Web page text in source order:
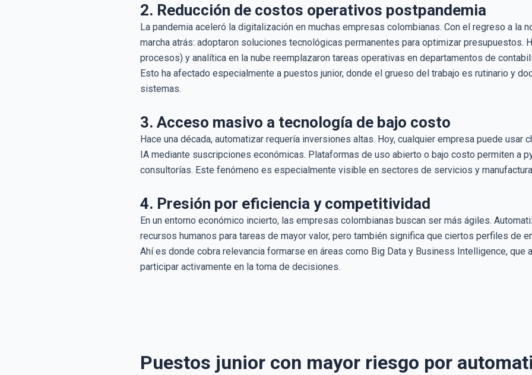
2. Reducción de costos operativos postpandemia
La pandemia aceleró la digitalización en muchas empresas colombianas. Con el regreso a la
marcha atrás: adoptaron soluciones tecnológicas permanentes para optimizar presupuestos.
procesos) y analítica en la nube reemplazaron tareas operativas en departamentos de
Esto ha afectado especialmente a puestos junior, donde el grueso del trabajo es rutinario y
sistemas.
3. Acceso masivo a tecnología de bajo costo
Hace una década, automatizar requería inversiones altas. Hoy, cualquier empresa puede
IA mediante suscripciones económicas. Plataformas de uso abierto o bajo costo permiten a
consultorías. Este fenómeno es especialmente visible en sectores de servicios y
4. Presión por eficiencia y competitividad
En un entorno económico incierto, las empresas colombianas buscan ser más ágiles.
recursos humanos para tareas de mayor valor, pero también significa que ciertos perfiles de
Ahí es donde cobra relevancia formarse en áreas como Big Data y Business Intelligence, que
participar activamente en la toma de decisiones.
Puestos junior con mayor riesgo por